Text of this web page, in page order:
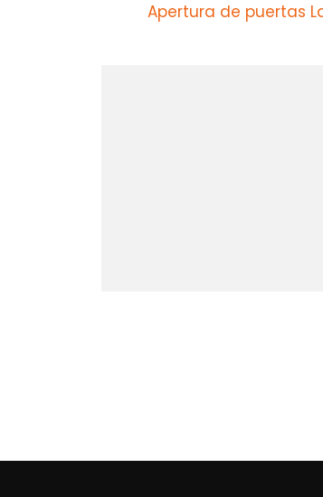
Apertura de puertas